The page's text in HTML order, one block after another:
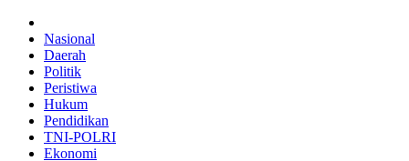
Nasional
Daerah
Politik
Peristiwa
Hukum
Pendidikan
TNI-POLRI
Ekonomi